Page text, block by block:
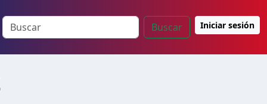
Buscar Iniciar sesión